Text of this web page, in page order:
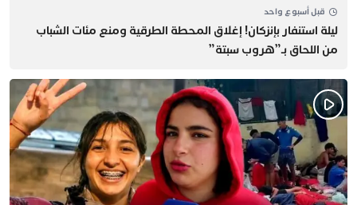
قبل أسبوع واحد
​ليلة استنفار بإنزكان! إغلاق المحطة الطرقية ومنع مئات الشباب
من اللحاق بـ”هروب سبتة”